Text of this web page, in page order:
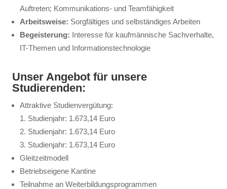
Auftreten; Kommunikations- und Teamfähigkeit
Arbeitsweise: Sorgfältiges und selbständiges Arbeiten
Begeisterung: Interesse für kaufmännische Sachverhalte,
IT-Themen und Informationstechnologie
Unser Angebot für unsere
Studierenden:
Attraktive Studienvergütung:
1. Studienjahr: 1.673,14 Euro
2. Studienjahr: 1.673,14 Euro
3. Studienjahr: 1.673,14 Euro
Gleitzeitmodell
Betriebseigene Kantine
Teilnahme an Weiterbildungsprogrammen